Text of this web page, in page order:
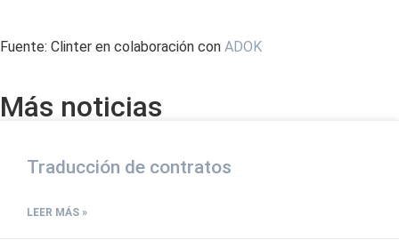
Fuente: Clinter en colaboración con ADOK
Más noticias
Traducción de contratos
LEER MÁS »